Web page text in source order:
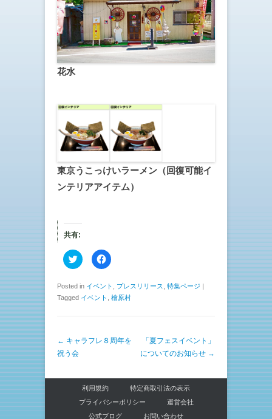
花水
東京うこっけいラーメン（回復可能イ
ンテリアアイテム）
共有:
ク
リ
し
て
T
i
e
r
で
新
し
ウ
F
a
b
o
で
す
る
ッ
ク
て
Posted in イベント プレスリリース 特集ページ |
Tagged イベント 檜原村
投稿ナビゲーション
← キャラフレ８周年を
祝う会
「夏フェスイベント」
についてのお知らせ →
利用規約
特定商取引法の表示
プライバシーポリシー
運営会社
公式ブログ
お問い合わせ